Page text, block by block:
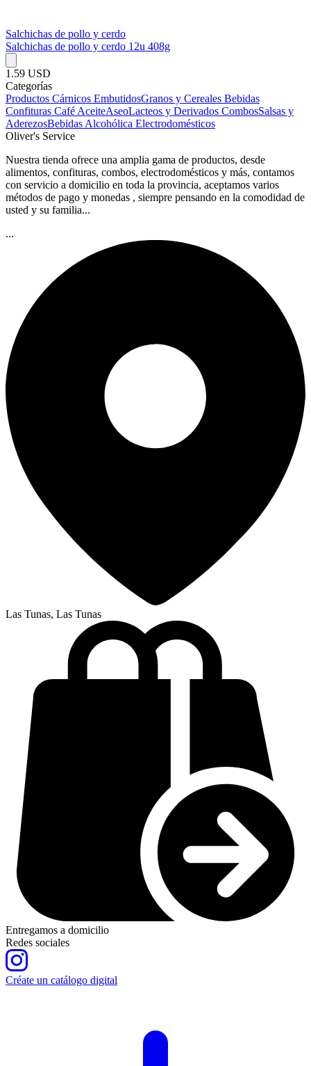
Salchichas de pollo y cerdo
Salchichas de pollo y cerdo 12u 408g
1.59 USD
Categorías
Productos Cárnicos EmbutidosGranos y Cereales Bebidas
Confituras Café AceiteAseoLacteos y Derivados CombosSalsas y
AderezosBebidas Alcohólica Electrodomésticos
Oliver's Service
Nuestra tienda ofrece una amplia gama de productos, desde
alimentos, confituras, combos, electrodomésticos y más, contamos
con servicio a domicilio en toda la provincia, aceptamos varios
métodos de pago y monedas , siempre pensando en la comodidad de
usted y su familia...
...
Las Tunas, Las Tunas
Entregamos a domicilio
Redes sociales
Créate un catálogo digital